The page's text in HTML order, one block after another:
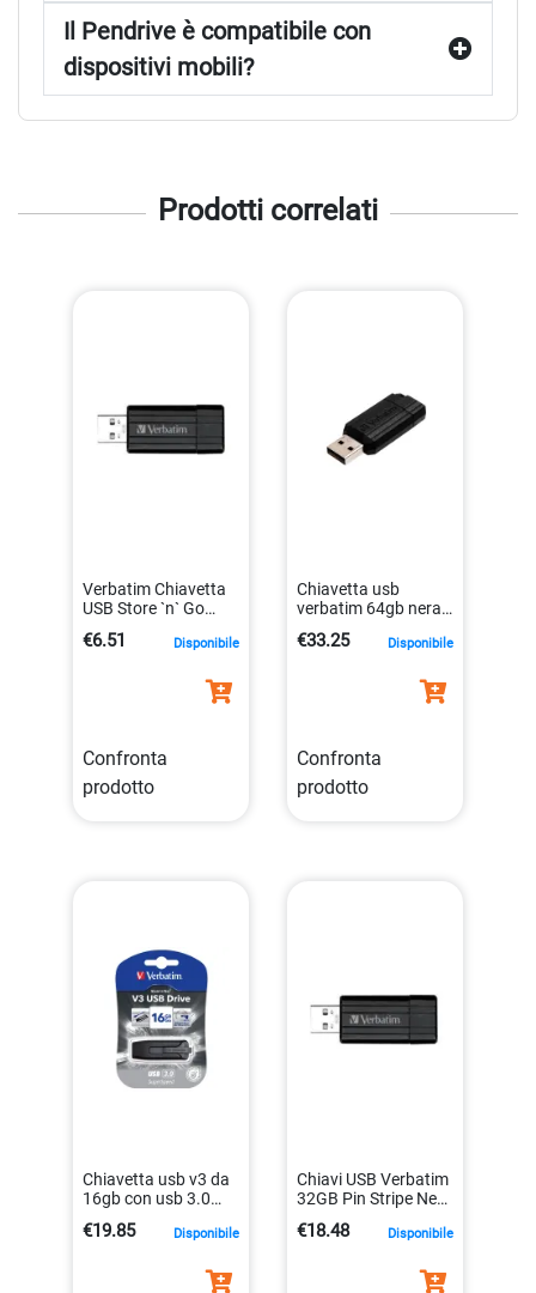
Il Pendrive è compatibile con
dispositivi mobili?
Prodotti correlati
Verbatim Chiavetta
USB Store `n` Go
Funzionale
€6.51 Disponibile
Confronta
prodotto
Chiavetta usb
verbatim 64gb nera
€33.25 Disponibile
Confronta
prodotto
Chiavetta usb v3 da
16gb con usb 3.0
lettura
€19.85 Disponibile
Chiavi USB Verbatim
32GB Pin Stripe Nero
€18.48 Disponibile